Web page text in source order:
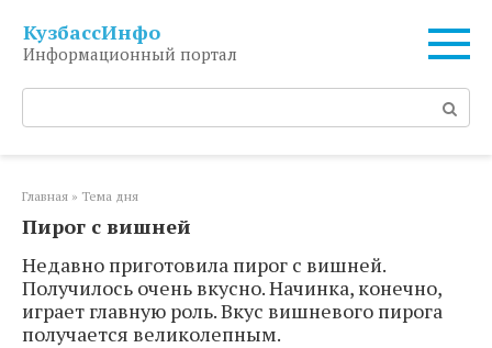
контенту
КузбассИнфо
Информационный портал
Поиск:
Главная » Тема дня
Пирог с вишней
Недавно приготовила пирог с вишней.
Получилось очень вкусно. Начинка, конечно,
играет главную роль. Вкус вишневого пирога
получается великолепным.